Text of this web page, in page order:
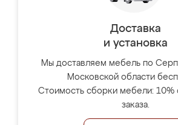
Доставка
и установка
Мы доставляем мебель по
Московской области
Стоимость сборки мебели: 10%
заказа.